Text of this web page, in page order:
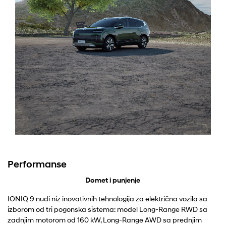
Performanse
Domet i punjenje
IONIQ 9 nudi niz inovativnih tehnologija za električna vozila sa
izborom od tri pogonska sistema: model Long-Range RWD sa
zadnjim motorom od 160 kW, Long-Range AWD sa prednjim